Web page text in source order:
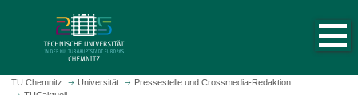
t
TU Chemnitz Universität
Pressestelle und Crossmedia-Redaktion